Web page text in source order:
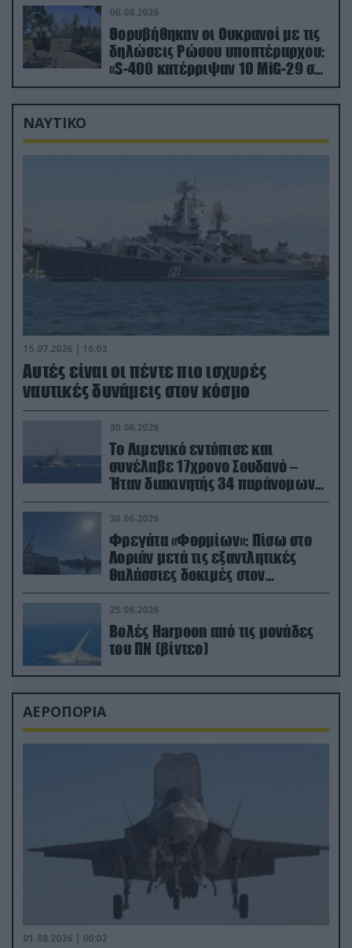
06.08.2026
Θορυβήθηκαν οι Ουκρανοί με τις
δηλώσεις Ρώσου υποπτέραρχου:
«S-400 κατέρριψαν 10 MiG-29 σε
μόλις μια μέρα!»
ΝΑΥΤΙΚΟ
15.07.2026 | 16:03
Aυτές είναι οι πέντε πιο ισχυρές
ναυτικές δυνάμεις στον κόσμο
30.06.2026
Το Λιμενικό εντόπισε και
συνέλαβε 17χρονο Σουδανό –
Ήταν διακινητής 34 παράνομων
μεταναστών
30.06.2026
Φρεγάτα «Φορμίων»: Πίσω στο
Λοριάν μετά τις εξαντλητικές
θαλάσσιες δοκιμές στον
απαιτητικό Βισκαϊκό
25.06.2026
Βολές Harpoon από τις μονάδες
του ΠΝ (βίντεο)
ΑΕΡΟΠΟΡΙΑ
01.08.2026 | 00:02